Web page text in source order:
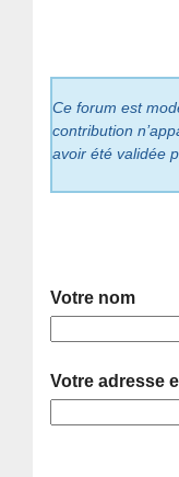
Ce forum est
contribution
avoir été validée
Votre nom
Votre adresse